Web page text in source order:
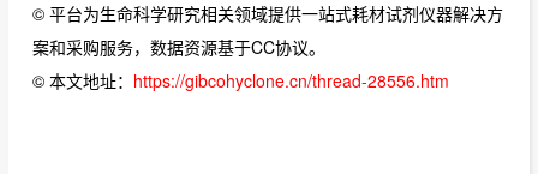
© 平台为生命科学研究相关领域提供一站式耗材试剂仪器解决方
案和采购服务，数据资源基于CC协议。
© 本文地址： https://gibcohyclone.cn/thread-28556.htm